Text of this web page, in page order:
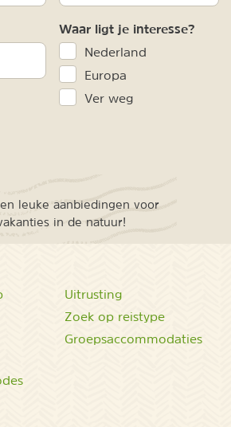
Waar ligt je interesse?
Nederland
Europa
Ver weg
leuke aanbiedingen voor
in de natuur!
Uitrusting
Zoek op reistype
Groepsaccommodaties